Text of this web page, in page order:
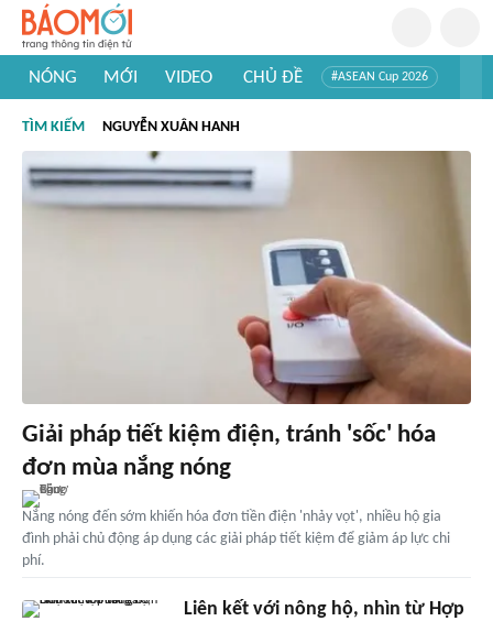
NÓNG MỚI VIDEO CHỦ ĐỀ #ASEAN Cup 2026
#Khám phá thế giới
TÌM KIẾM NGUYỄN XUÂN HANH
Giải pháp tiết kiệm điện, tránh 'sốc' hóa
đơn mùa nắng nóng
Nắng nóng đến sớm khiến hóa đơn tiền điện 'nhảy vọt', nhiều hộ gia
đình phải chủ động áp dụng các giải pháp tiết kiệm để giảm áp lực chi
phí.
Liên kết với nông hộ, nhìn từ Hợp